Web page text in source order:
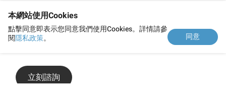
關於前網 服務項目
隱私政策
立刻諮詢
本網站使用Cookies
點擊同意即表示您同意我們使用Cookies。詳情請參
閱隱私政策。 同意